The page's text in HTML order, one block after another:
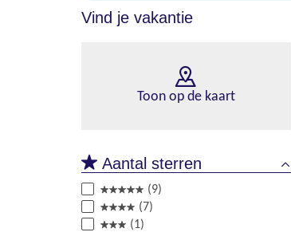
Vind je vakantie
Toon op de kaart
Aantal sterren
(9)
(7)
(1)